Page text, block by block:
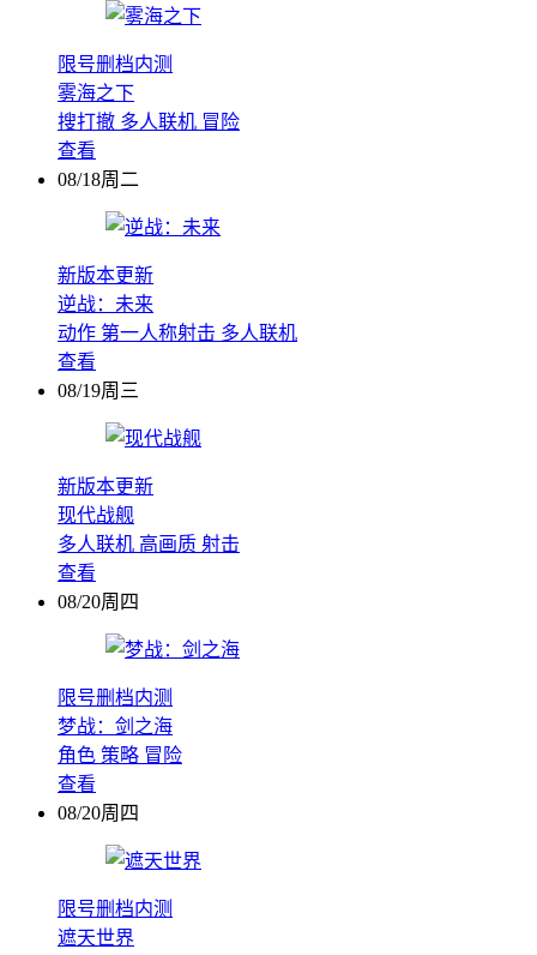
限号删档内测
雾海之下
搜打撤 多人联机 冒险
查看
08/18周二
新版本更新
逆战：未来
动作 第一人称射击 多人联机
查看
08/19周三
新版本更新
现代战舰
多人联机 高画质 射击
查看
08/20周四
限号删档内测
梦战：剑之海
角色 策略 冒险
查看
08/20周四
限号删档内测
遮天世界